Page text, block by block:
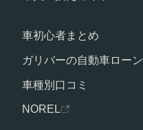
車初心者まとめ
ガリバーの自動車ローン
車種別口コミ
NOREL